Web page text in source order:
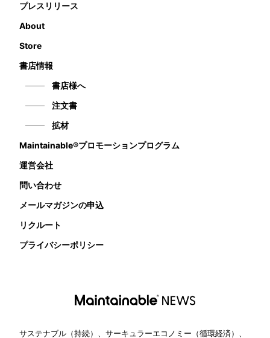
プレスリリース
About
Store
書店情報
書店様へ
注文書
拡材
Maintainable®プロモーションプログラム
運営会社
問い合わせ
メールマガジンの申込
リクルート
プライバシーポリシー
サステナブル（持続）、サーキュラーエコノミー（循環経済）、